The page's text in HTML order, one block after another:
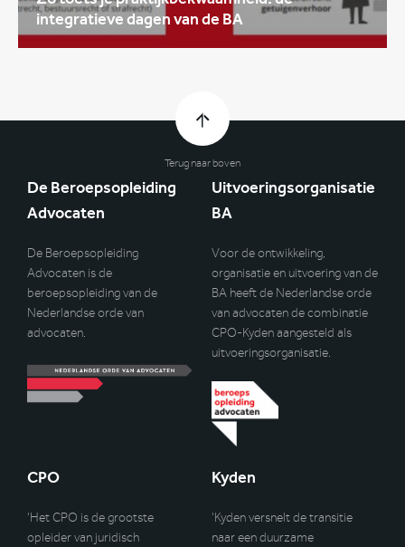
integratieve dagen van de BA
Terug naar boven
De Beroepsopleiding
Advocaten
De Beroepsopleiding
Advocaten is de
beroepsopleiding van de
Nederlandse orde van
advocaten.
Uitvoeringsorganisatie
BA
Voor de ontwikkeling,
organisatie en uitvoering van de
BA heeft de Nederlandse orde
van advocaten de combinatie
CPO-Kyden aangesteld als
uitvoeringsorganisatie.
CPO
‘Het CPO is de grootste
opleider van juridisch
Kyden
‘Kyden versnelt de transitie
naar een duurzame